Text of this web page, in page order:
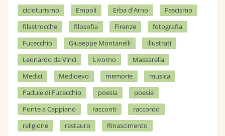
cicloturismo
Empoli Erba d'Arno
Fascismo
filastrocche
filosofia Firenze
fotografia
Fucecchio
Giuseppe Montanelli
illustrati
Leonardo da Vinci
Livorno
Massarella
Medici
Medioevo memorie
musica
Padule di Fucecchio
poesia
poesie
Ponte a Cappiano
racconti
racconto
religione
restauro
Rinascimento